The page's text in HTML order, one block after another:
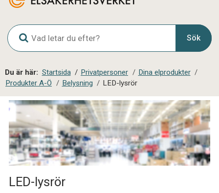
G
l
o
a
l
s
i
e
s
ö
k
Sök
Du är här: Startsida / Privatpersoner / Dina elprodukter /
Produkter A-Ö / Belysning / LED-lysrör
LED-lysrör